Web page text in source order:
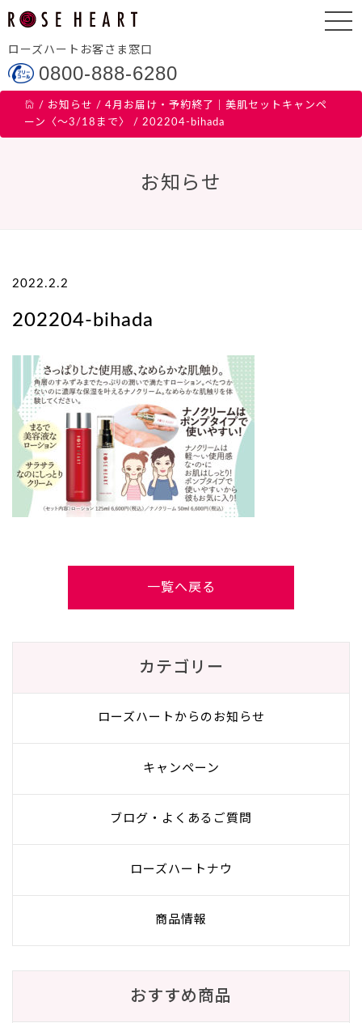
ローズハートお客さま窓口
0800-888-6280
/ お知らせ / 4月お届け・予約終了｜美肌セットキャンペ
ーン〈～3/18まで〉
/ 202204-bihada
お知らせ
2022.2.2
202204-bihada
一覧へ戻る
カテゴリー
ローズハートからのお知らせ
キャンペーン
ブログ・よくあるご質問
ローズハートナウ
商品情報
おすすめ商品